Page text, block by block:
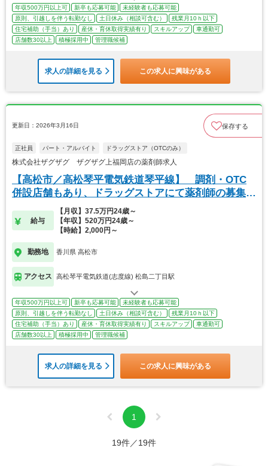
年収500万円以上可 新卒も応募可能
未経験者も応募可能
原則、引越しを伴う転勤なし
土日休み（相談可含む）
残業月10ｈ以下
住宅補助（手当）あり
産休・育休取得実績有り スキルアップ
車通勤可
店舗数30以上
積極採用中 管理職候補
求人の詳細を見る この求人に興味がある
更新日：2026年3月16日 保存する
正社員 パート・アルバイト ドラッグストア（OTCのみ）
株式会社ザグザグ ザグザグ上福岡店の薬剤師求人
【高松市／高松琴平電気鉄道琴平線】 調剤・OTC
併設店舗もあり、ドラッグストアにて薬剤師の募集で
給与
【月収】37.5万円24歳～
【年収】520万円24歳～
【時給】2,000円～
勤務地 香川県 高松市
アクセス 高松琴平電気鉄道(志度線) 松島二丁目駅
年収500万円以上可 新卒も応募可能
未経験者も応募可能
原則、引越しを伴う転勤なし
土日休み（相談可含む）
残業月10ｈ以下
住宅補助（手当）あり
産休・育休取得実績有り スキルアップ
車通勤可
店舗数30以上
積極採用中 管理職候補
求人の詳細を見る この求人に興味がある
1
19件／19件